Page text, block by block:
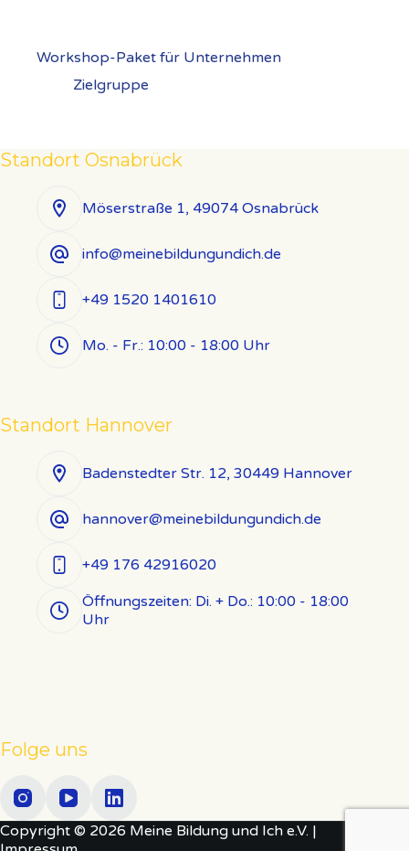
Workshop-Paket für Unternehmen
Zielgruppe
Standort Osnabrück
Möserstraße 1, 49074 Osnabrück
info@meinebildungundich.de
+49 1520 1401610
Mo. - Fr.: 10:00 - 18:00 Uhr
Standort Hannover
Badenstedter Str. 12, 30449 Hannover
hannover@meinebildungundich.de
+49 176 42916020
Öffnungszeiten: Di. + Do.: 10:00 - 18:00
Uhr
Folge uns
Copyright © 2026 Meine Bildung und Ich e.V. |